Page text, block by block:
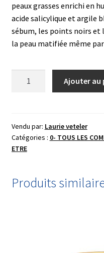
peaux grasses enrichi en
acide salicylique et argile
sébum, les points noirs et
la peau matifiée même
Romarin
Officinal
Ajouter au
Vendu par: Laurie veteler
Catégories : 0- TOUS LES
ETRE
Produits